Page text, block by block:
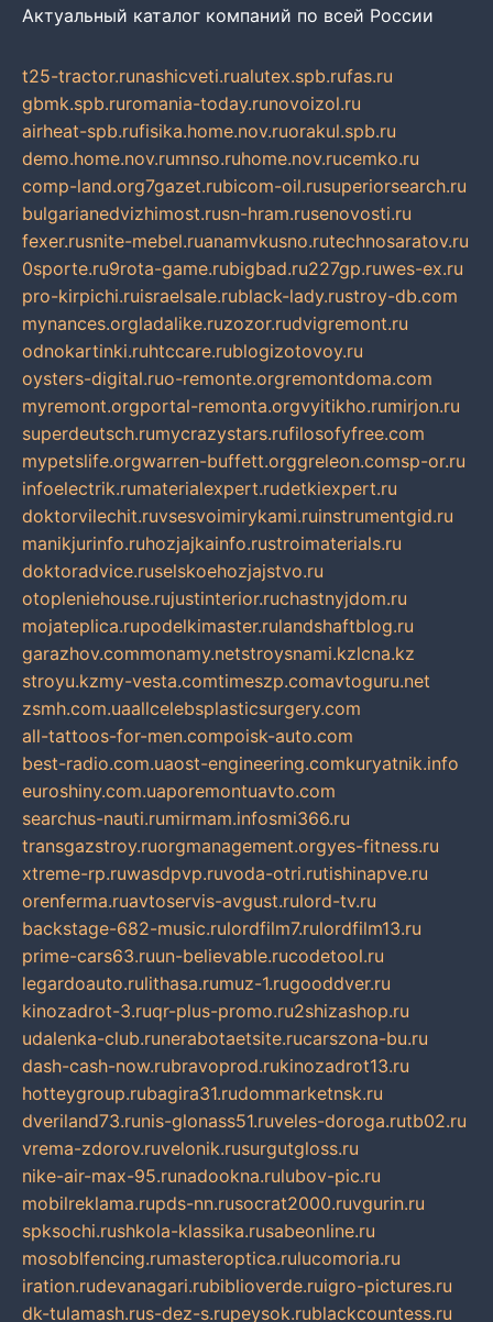
Актуальный каталог компаний по всей России
t25-tractor.runashicveti.rualutex.spb.rufas.ru
gbmk.spb.ruromania-today.runovoizol.ru
airheat-spb.rufisika.home.nov.ruorakul.spb.ru
demo.home.nov.rumnso.ruhome.nov.rucemko.ru
comp-land.org7gazet.rubicom-oil.rusuperiorsearch.ru
bulgarianedvizhimost.rusn-hram.rusenovosti.ru
fexer.rusnite-mebel.ruanamvkusno.rutechnosaratov.ru
0sporte.ru9rota-game.rubigbad.ru227gp.ruwes-ex.ru
pro-kirpichi.ruisraelsale.rublack-lady.rustroy-db.com
mynances.orgladalike.ruzozor.rudvigremont.ru
odnokartinki.ruhtccare.rublogizotovoy.ru
oysters-digital.ruo-remonte.orgremontdoma.com
myremont.orgportal-remonta.orgvyitikho.rumirjon.ru
superdeutsch.rumycrazystars.rufilosofyfree.com
mypetslife.orgwarren-buffett.orggreleon.comsp-or.ru
infoelectrik.rumaterialexpert.rudetkiexpert.ru
doktorvilechit.ruvsesvoimirykami.ruinstrumentgid.ru
manikjurinfo.ruhozjajkainfo.rustroimaterials.ru
doktoradvice.ruselskoehozjajstvo.ru
otopleniehouse.rujustinterior.ruchastnyjdom.ru
mojateplica.rupodelkimaster.rulandshaftblog.ru
garazhov.commonamy.netstroysnami.kzlcna.kz
stroyu.kzmy-vesta.comtimeszp.comavtoguru.net
zsmh.com.uaallcelebsplasticsurgery.com
all-tattoos-for-men.compoisk-auto.com
best-radio.com.uaost-engineering.comkuryatnik.info
euroshiny.com.uaporemontuavto.com
searchus-nauti.rumirmam.infosmi366.ru
transgazstroy.ruorgmanagement.orgyes-fitness.ru
xtreme-rp.ruwasdpvp.ruvoda-otri.rutishinapve.ru
orenferma.ruavtoservis-avgust.rulord-tv.ru
backstage-682-music.rulordfilm7.rulordfilm13.ru
prime-cars63.ruun-believable.rucodetool.ru
legardoauto.rulithasa.rumuz-1.rugooddver.ru
kinozadrot-3.ruqr-plus-promo.ru2shizashop.ru
udalenka-club.runerabotaetsite.rucarszona-bu.ru
dash-cash-now.rubravoprod.rukinozadrot13.ru
hotteygroup.rubagira31.rudommarketnsk.ru
dveriland73.runis-glonass51.ruveles-doroga.rutb02.ru
vrema-zdorov.ruvelonik.rusurgutgloss.ru
nike-air-max-95.runadookna.rulubov-pic.ru
mobilreklama.rupds-nn.rusocrat2000.ruvgurin.ru
spksochi.rushkola-klassika.rusabeonline.ru
mosoblfencing.rumasteroptica.rulucomoria.ru
iration.rudevanagari.rubiblioverde.ruigro-pictures.ru
dk-tulamash.rus-dez-s.rupeysok.rublackcountess.ru